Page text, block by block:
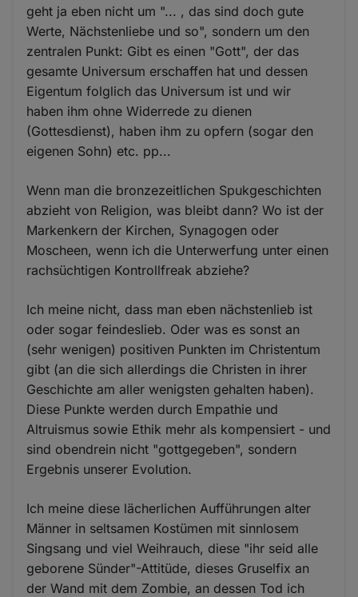
geht ja eben nicht um "... , das sind doch gute
Werte, Nächstenliebe und so", sondern um den
zentralen Punkt: Gibt es einen "Gott", der das
gesamte Universum erschaffen hat und dessen
Eigentum folglich das Universum ist und wir
haben ihm ohne Widerrede zu dienen
(Gottesdienst), haben ihm zu opfern (sogar den
eigenen Sohn) etc. pp...
Wenn man die bronzezeitlichen Spukgeschichten
abzieht von Religion, was bleibt dann? Wo ist der
Markenkern der Kirchen, Synagogen oder
Moscheen, wenn ich die Unterwerfung unter einen
rachsüchtigen Kontrollfreak abziehe?
Ich meine nicht, dass man eben nächstenlieb ist
oder sogar feindeslieb. Oder was es sonst an
(sehr wenigen) positiven Punkten im Christentum
gibt (an die sich allerdings die Christen in ihrer
Geschichte am aller wenigsten gehalten haben).
Diese Punkte werden durch Empathie und
Altruismus sowie Ethik mehr als kompensiert - und
sind obendrein nicht "gottgegeben", sondern
Ergebnis unserer Evolution.
Ich meine diese lächerlichen Aufführungen alter
Männer in seltsamen Kostümen mit sinnlosem
Singsang und viel Weihrauch, diese "ihr seid alle
geborene Sünder"-Attitüde, dieses Gruselfix an
der Wand mit dem Zombie, an dessen Tod ich